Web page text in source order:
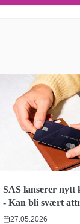
SAS lanserer
- Kan bli svært
bedrifter
27.05.2026